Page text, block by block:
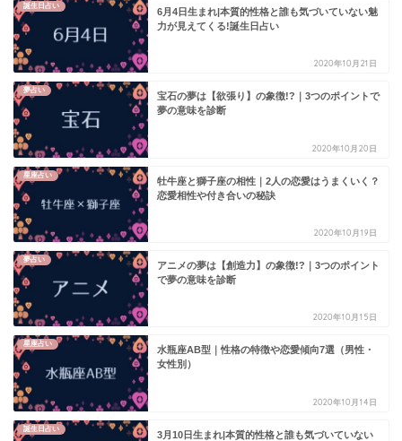
誕生日占い
6月4日生まれ|本質的性格と誰も気づいていない魅
力が見えてくる!誕生日占い
2020年10月21日
夢占い
宝石の夢は【欲張り】の象徴!?｜3つのポイントで
夢の意味を診断
2020年10月20日
星座占い
牡牛座と獅子座の相性｜2人の恋愛はうまくいく？
恋愛相性や付き合いの秘訣
2020年10月19日
夢占い
アニメの夢は【創造力】の象徴!?｜3つのポイント
で夢の意味を診断
2020年10月15日
星座占い
水瓶座AB型｜性格の特徴や恋愛傾向7選（男性・
女性別）
2020年10月14日
誕生日占い
3月10日生まれ|本質的性格と誰も気づいていない